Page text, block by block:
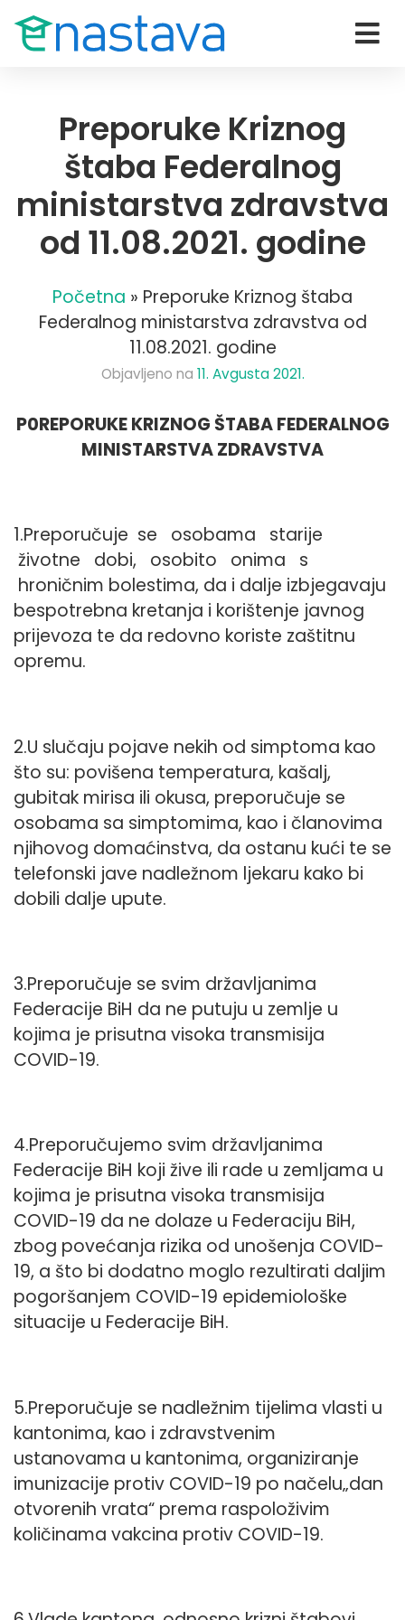
Preporuke Kriznog
štaba Federalnog
ministarstva zdravstva
od 11.08.2021. godine
Početna » Preporuke Kriznog štaba
Federalnog ministarstva zdravstva od
11.08.2021. godine
Objavljeno na 11. Avgusta 2021.
P0REPORUKE KRIZNOG ŠTABA FEDERALNOG
MINISTARSTVA ZDRAVSTVA
1.Preporučuje se osobama starije
životne dobi, osobito onima s
hroničnim bolestima, da i dalje izbjegavaju
bespotrebna kretanja i korištenje javnog
prijevoza te da redovno koriste zaštitnu
opremu.
2.U slučaju pojave nekih od simptoma kao
što su: povišena temperatura, kašalj,
gubitak mirisa ili okusa, preporučuje se
osobama sa simptomima, kao i članovima
njihovog domaćinstva, da ostanu kući te se
telefonski jave nadležnom ljekaru kako bi
dobili dalje upute.
3.Preporučuje se svim državljanima
Federacije BiH da ne putuju u zemlje u
kojima je prisutna visoka transmisija
COVID-19.
4.Preporučujemo svim državljanima
Federacije BiH koji žive ili rade u zemljama u
kojima je prisutna visoka transmisija
COVID-19 da ne dolaze u Federaciju BiH,
zbog povećanja rizika od unošenja COVID-
19, a što bi dodatno moglo rezultirati daljim
pogoršanjem COVID-19 epidemiološke
situacije u Federacije BiH.
5.Preporučuje se nadležnim tijelima vlasti u
kantonima, kao i zdravstvenim
ustanovama u kantonima, organiziranje
imunizacije protiv COVID-19 po načelu„dan
otvorenih vrata“ prema raspoloživim
količinama vakcina protiv COVID-19.